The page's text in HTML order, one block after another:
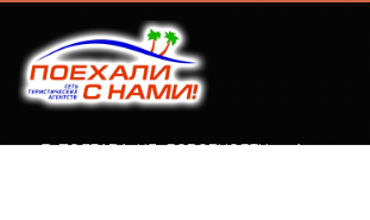
Г. ПОЛТАВА, УЛ. СОБОРНОСТИ, 77А